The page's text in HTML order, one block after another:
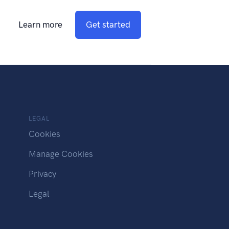
Learn more Get started
LEGAL
Cookies
Manage Cookies
Privacy
Legal